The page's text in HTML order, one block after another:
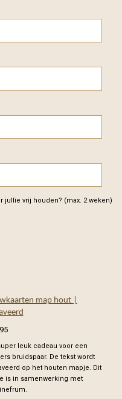
jullie vrij houden? (max. 2 weken)
map hout |
leuk cadeau voor een
bruidspaar. De tekst wordt
op het houten mapje. Dit
is in samenwerking met